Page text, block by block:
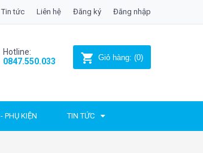
Tin tức Liên hệ Đăng ký Đăng nhập
Hotline:
0847.550.033
Giỏ hàng: (0)
PHỤ KIỆN TIN TỨC